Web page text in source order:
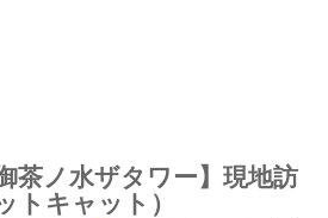
茶ノ水ザタワー】現地訪
トキャット）